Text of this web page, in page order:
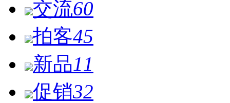
交流60
拍客45
新品11
促销32